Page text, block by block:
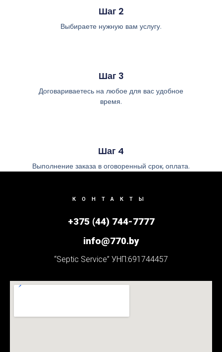
Шаг 2
Выбираете нужную вам услугу.
Шаг 3
Договариваетесь на любое для вас удобное
время.
Шаг 4
Выполнение заказа в оговоренный срок, оплата.
КОНТАКТЫ
+375 (44) 744-7777
info@770.by
“Septic Service” УНП:691744457